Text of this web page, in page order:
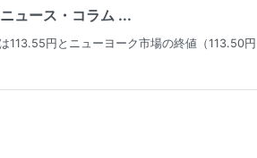
ュース・コラム ...
円とニューヨーク市場の終値（113.50